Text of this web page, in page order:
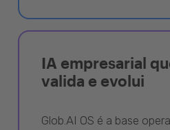
IA empresarial
valida e evolui
Glob.AI OS é a base